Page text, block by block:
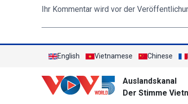
Ihr Kommentar wird vor der
English Vietnamese Chinese
Auslandskanal
Der Stimme